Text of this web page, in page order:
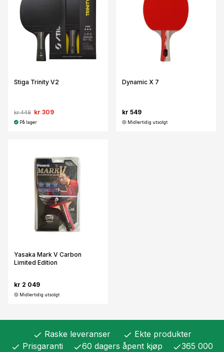
Stiga Trinity V2
kr 449 kr 309
På lager
Dynamic X 7
kr 549
Midlertidig utsolgt
Yasaka Mark V Carbon
Limited Edition
kr 2 049
Midlertidig utsolgt
check Raske leveranser check Ekte produkter
check Prisgaranti check60 dagers åpent kjøp check365 000